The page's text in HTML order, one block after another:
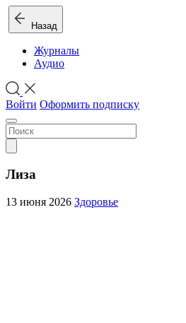
Назад
Журналы
Аудио
Войти Оформить подписку
Лиза
13 июня 2026 Здоровье